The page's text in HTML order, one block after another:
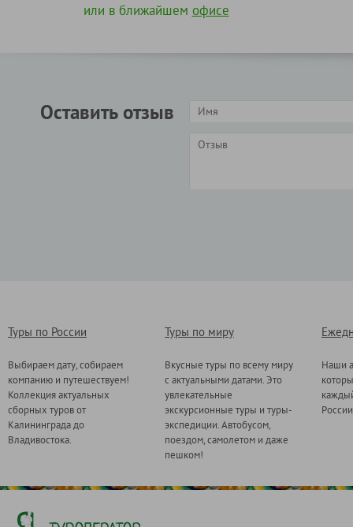
или в ближайшем офисе
Оставить отзыв
Туры по России
Выбираем дату, собираем
компанию и путешествуем!
Коллекция актуальных
сборных туров от
Калининграда до
Владивостока.
Туры по миру
Вкусные туры по всему миру
с актуальными датами. Это
увлекательные
экскурсионные туры и туры-
экспедиции. Автобусом,
поездом, самолетом и даже
пешком!
Наши